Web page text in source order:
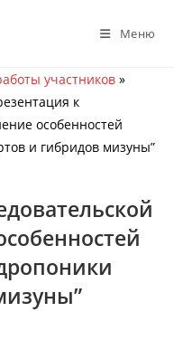
Меню
участников »
к
особенностей
и гибридов мизуны”